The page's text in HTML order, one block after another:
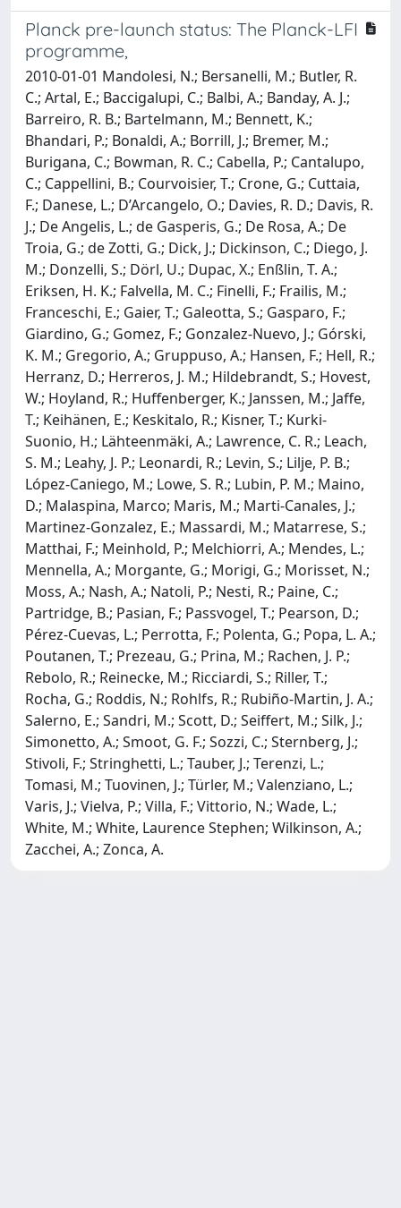
Planck pre-launch status: The Planck-LFI
programme,
2010-01-01 Mandolesi, N.; Bersanelli, M.; Butler, R.
C.; Artal, E.; Baccigalupi, C.; Balbi, A.; Banday, A. J.;
Barreiro, R. B.; Bartelmann, M.; Bennett, K.;
Bhandari, P.; Bonaldi, A.; Borrill, J.; Bremer, M.;
Burigana, C.; Bowman, R. C.; Cabella, P.; Cantalupo,
C.; Cappellini, B.; Courvoisier, T.; Crone, G.; Cuttaia,
F.; Danese, L.; D’Arcangelo, O.; Davies, R. D.; Davis, R.
J.; De Angelis, L.; de Gasperis, G.; De Rosa, A.; De
Troia, G.; de Zotti, G.; Dick, J.; Dickinson, C.; Diego, J.
M.; Donzelli, S.; Dörl, U.; Dupac, X.; Enßlin, T. A.;
Eriksen, H. K.; Falvella, M. C.; Finelli, F.; Frailis, M.;
Franceschi, E.; Gaier, T.; Galeotta, S.; Gasparo, F.;
Giardino, G.; Gomez, F.; Gonzalez-Nuevo, J.; Górski,
K. M.; Gregorio, A.; Gruppuso, A.; Hansen, F.; Hell, R.;
Herranz, D.; Herreros, J. M.; Hildebrandt, S.; Hovest,
W.; Hoyland, R.; Huffenberger, K.; Janssen, M.; Jaffe,
T.; Keihänen, E.; Keskitalo, R.; Kisner, T.; Kurki-
Suonio, H.; Lähteenmäki, A.; Lawrence, C. R.; Leach,
S. M.; Leahy, J. P.; Leonardi, R.; Levin, S.; Lilje, P. B.;
López-Caniego, M.; Lowe, S. R.; Lubin, P. M.; Maino,
D.; Malaspina, Marco; Maris, M.; Marti-Canales, J.;
Martinez-Gonzalez, E.; Massardi, M.; Matarrese, S.;
Matthai, F.; Meinhold, P.; Melchiorri, A.; Mendes, L.;
Mennella, A.; Morgante, G.; Morigi, G.; Morisset, N.;
Moss, A.; Nash, A.; Natoli, P.; Nesti, R.; Paine, C.;
Partridge, B.; Pasian, F.; Passvogel, T.; Pearson, D.;
Pérez-Cuevas, L.; Perrotta, F.; Polenta, G.; Popa, L. A.;
Poutanen, T.; Prezeau, G.; Prina, M.; Rachen, J. P.;
Rebolo, R.; Reinecke, M.; Ricciardi, S.; Riller, T.;
Rocha, G.; Roddis, N.; Rohlfs, R.; Rubiño-Martin, J. A.;
Salerno, E.; Sandri, M.; Scott, D.; Seiffert, M.; Silk, J.;
Simonetto, A.; Smoot, G. F.; Sozzi, C.; Sternberg, J.;
Stivoli, F.; Stringhetti, L.; Tauber, J.; Terenzi, L.;
Tomasi, M.; Tuovinen, J.; Türler, M.; Valenziano, L.;
Varis, J.; Vielva, P.; Villa, F.; Vittorio, N.; Wade, L.;
White, M.; White, Laurence Stephen; Wilkinson, A.;
Zacchei, A.; Zonca, A.